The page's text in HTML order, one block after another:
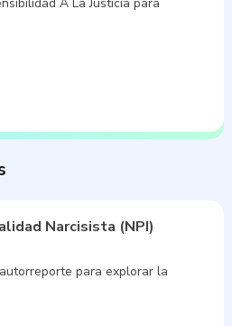
Narcisista (NPI)
para explorar la